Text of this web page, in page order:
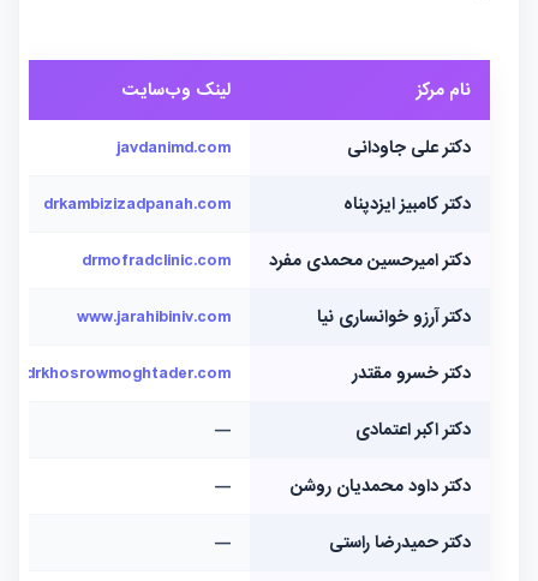
نام مرکز لینک وب‌سایت
دکتر علی جاودانی javdanimd.com
دکتر کامبیز ایزدپناه drkambizizadpanah.com
دکتر امیرحسین محمدی مفرد drmofradclinic.com
دکتر آرزو خوانساری نیا www.jarahibiniv.com
دکتر خسرو مقتدر drkhosrowmoghtader.com
دکتر اکبر اعتمادی —
دکتر داود محمدیان روشن —
دکتر حمیدرضا راستی —